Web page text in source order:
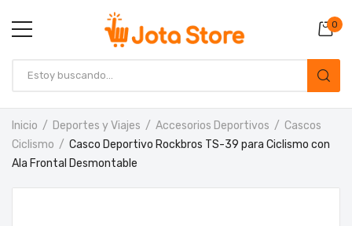
0
Inicio Deportes y Viajes Accesorios Deportivos
Cascos
Ciclismo
Casco Deportivo Rockbros TS-39 para Ciclismo con
Ala Frontal Desmontable